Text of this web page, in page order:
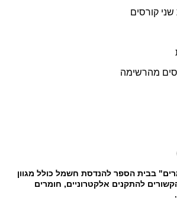
קורסים
בבית הספר להנדסת חשמל כולל מגוון
להתקנים אלקטרוניים, חומרים